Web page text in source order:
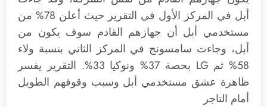
أبل في المركز الأول في التقرير حيث أعلن 78% من
مستخدمي أبل أن جهازهم القادم سوف يكون من
أبل، وجاءت سامسونج في المركز الثاني بنسبة ولاء
58% ثم LG بحصة 37% ونوكيا 33%. التقرير يفسر
ظاهرة عشق مستخدمي أبل وسبب وقوفهم الطويل
أمام التاجر